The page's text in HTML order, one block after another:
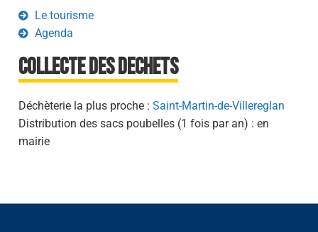
Le tourisme
Agenda
Collecte des dechets
Déchèterie la plus proche : Saint-Martin-de-Villereglan
Distribution des sacs poubelles (1 fois par an) : en
mairie